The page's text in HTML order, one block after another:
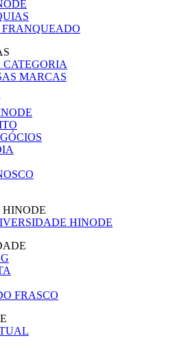
FRANQUEADO
CATEGORIA
MARCAS
HINODE
FRASCO